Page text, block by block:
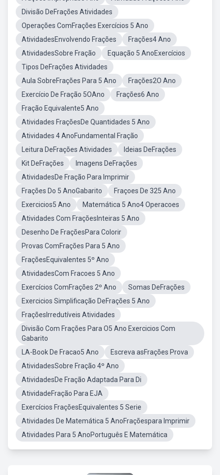
Divisão DeFrações Atividades
Operações ComFrações Exercícios 5 Ano
AtividadesEnvolvendo Frações
Frações4 Ano
AtividadesSobre Fração
Equação 5 AnoExercícios
Tipos DeFrações Atividades
Aula SobreFrações Para 5 Ano
Frações2O Ano
Exercício De Fração 5OAno
Frações6 Ano
Fração Equivalente5 Ano
Atividades FraçõesDe Quantidades 5 Ano
Atividades 4 AnoFundamental Fração
Leitura DeFrações Atividades
Ideias DeFrações
Kit DeFrações
Imagens DeFrações
AtividadesDe Fração Para Imprimir
Frações Do 5 AnoGabarito
Fraçoes De 325 Ano
Exercicios5 Ano
Matemática 5 Ano4 Operacoes
Atividades Com FraçõesInteiras 5 Ano
Desenho De FraçõesPara Colorir
Provas ComFrações Para 5 Ano
FraçõesEquivalentes 5º Ano
AtividadesCom Fracoes 5 Ano
Exercícios ComFrações 2º Ano
Somas DeFrações
Exercicios Simplificação DeFrações 5 Ano
FraçõesIrredutíveis Atividades
Divisão Com Frações Para O5 Ano Exercicios Com
Gabarito
LA-Book De Fracao5 Ano
Escreva asFrações Prova
AtividadesSobre Fração 4º Ano
AtividadesDe Fração Adaptada Para Di
AtividadeFração Para EJA
Exercícios FraçõesEquivalentes 5 Serie
Atividades De Matemática 5 AnoFraçõespara Imprimir
Atividades Para 5 AnoPortuguês E Matemática